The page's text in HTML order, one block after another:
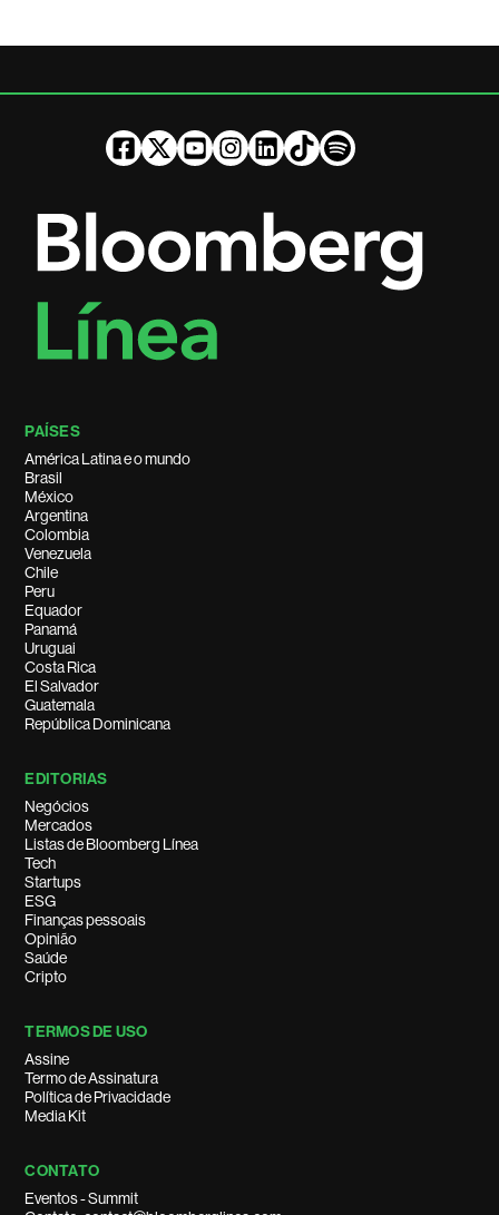
PAÍSES
América Latina e o mundo
Brasil
México
Argentina
Colombia
Venezuela
Chile
Peru
Equador
Panamá
Uruguai
Costa Rica
El Salvador
Guatemala
República Dominicana
EDITORIAS
Negócios
Mercados
Listas de Bloomberg Línea
Tech
Startups
ESG
Finanças pessoais
Opinião
Saúde
Cripto
TERMOS DE USO
Assine
Termo de Assinatura
Política de Privacidade
Media Kit
CONTATO
Eventos - Summit